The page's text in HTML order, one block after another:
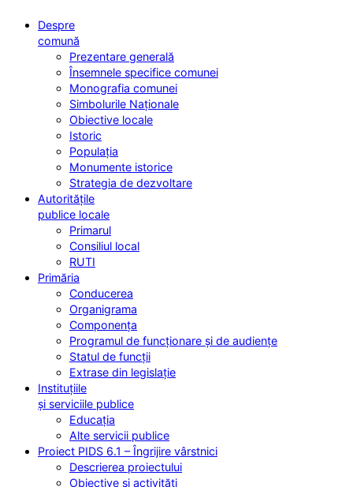
Despre
comună
Prezentare generală
Însemnele specifice comunei
Monografia comunei
Simbolurile Naționale
Obiective locale
Istoric
Populația
Monumente istorice
Strategia de dezvoltare
Autoritățile
publice locale
Primarul
Consiliul local
RUTI
Primăria
Conducerea
Organigrama
Componența
Programul de funcționare și de audiențe
Statul de funcții
Extrase din legislație
Instituțiile
și serviciile publice
Educația
Alte servicii publice
Proiect PIDS 6.1 – Îngrijire vârstnici
Descrierea proiectului
Obiective și activități